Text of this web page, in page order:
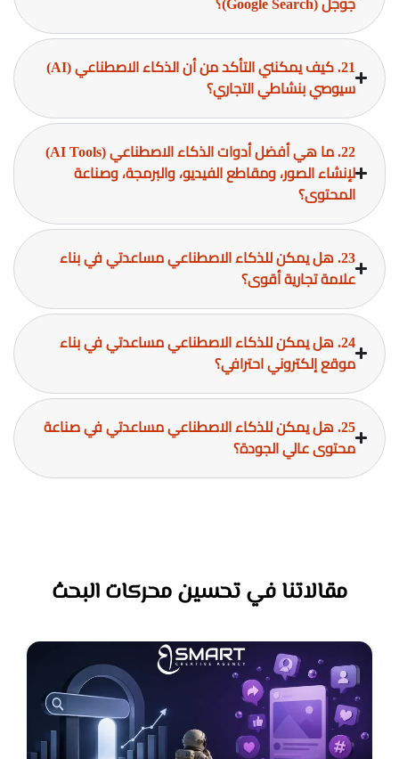
جوجل (Google Search)؟
21. كيف يمكنني التأكد من أن الذكاء الاصطناعي (AI)
سيوصي بنشاطي التجاري؟
22. ما هي أفضل أدوات الذكاء الاصطناعي (AI Tools)
لإنشاء الصور، ومقاطع الفيديو، والبرمجة، وصناعة
المحتوى؟
23. هل يمكن للذكاء الاصطناعي مساعدتي في بناء
علامة تجارية أقوى؟
24. هل يمكن للذكاء الاصطناعي مساعدتي في بناء
موقع إلكتروني احترافي؟
25. هل يمكن للذكاء الاصطناعي مساعدتي في صناعة
محتوى عالي الجودة؟
مقالاتنا في تحسين محركات البحث